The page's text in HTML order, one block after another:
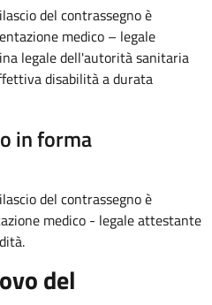
del contrassegno è
medico – legale
legale dell'autorità sanitaria
disabilità a durata
in forma
del contrassegno è
medico - legale attestante
del